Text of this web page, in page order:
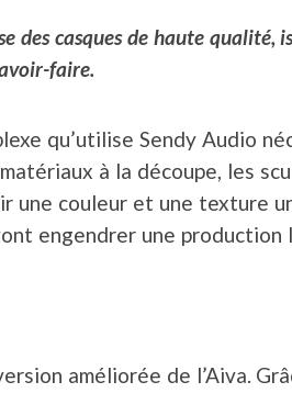
des casques de haute qualité,
faire.
qu’utilise Sendy Audio
à la découpe, les
une couleur et une texture
engendrer une production
améliorée de l’Aiva.